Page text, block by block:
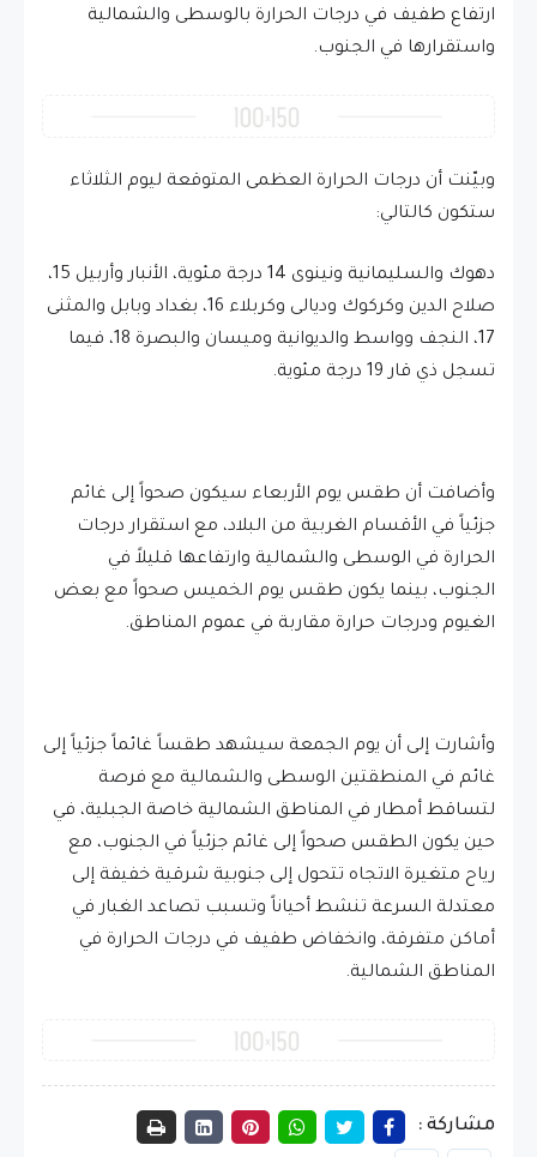
ارتفاع طفيف في درجات الحرارة بالوسطى والشمالية
واستقرارها في الجنوب.
وبيّنت أن درجات الحرارة العظمى المتوقعة ليوم الثلاثاء
ستكون كالتالي:
دهوك والسليمانية ونينوى 14 درجة مئوية، الأنبار وأربيل 15،
صلاح الدين وكركوك وديالى وكربلاء 16، بغداد وبابل والمثنى
17، النجف وواسط والديوانية وميسان والبصرة 18، فيما
تسجل ذي قار 19 درجة مئوية.
وأضافت أن طقس يوم الأربعاء سيكون صحواً إلى غائم
جزئياً في الأقسام الغربية من البلاد، مع استقرار درجات
الحرارة في الوسطى والشمالية وارتفاعها قليلاً في
الجنوب، بينما يكون طقس يوم الخميس صحواً مع بعض
الغيوم ودرجات حرارة مقاربة في عموم المناطق.
وأشارت إلى أن يوم الجمعة سيشهد طقساً غائماً جزئياً إلى
غائم في المنطقتين الوسطى والشمالية مع فرصة
لتساقط أمطار في المناطق الشمالية خاصة الجبلية، في
حين يكون الطقس صحواً إلى غائم جزئياً في الجنوب، مع
رياح متغيرة الاتجاه تتحول إلى جنوبية شرقية خفيفة إلى
معتدلة السرعة تنشط أحياناً وتسبب تصاعد الغبار في
أماكن متفرقة، وانخفاض طفيف في درجات الحرارة في
المناطق الشمالية.
مشاركة :